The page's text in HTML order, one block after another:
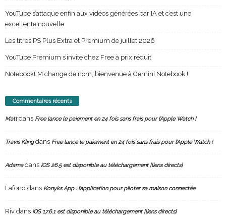
YouTube s’attaque enfin aux vidéos générées par IA et c’est une
excellente nouvelle
Les titres PS Plus Extra et Premium de juillet 2026
YouTube Premium s’invite chez Free à prix réduit
NotebookLM change de nom, bienvenue à Gemini Notebook !
Commentaires récents
Mattdans Free lance le paiement en 24 fois sans frais pour l’Apple Watch !
Travis Klingdans Free lance le paiement en 24 fois sans frais pour l’Apple Watch !
Adamadans iOS 26.5 est disponible au téléchargement [liens directs]
Lafond dans Konyks App : l’application pour piloter sa maison connectée
Riv dans iOS 17.6.1 est disponible au téléchargement [liens directs]